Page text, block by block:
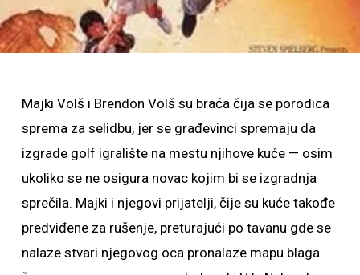
Majki Volš i Brendon Volš su braća čija se porodica
sprema za selidbu, jer se građevinci spremaju da
izgrade golf igralište na mestu njihove kuće — osim
ukoliko se ne osigura novac kojim bi se izgradnja
sprečila. Majki i njegovi prijatelji, čije su kuće takođe
predviđene za rušenje, preturajući po tavanu gde se
nalaze stvari njegovog oca pronalaze mapu blaga